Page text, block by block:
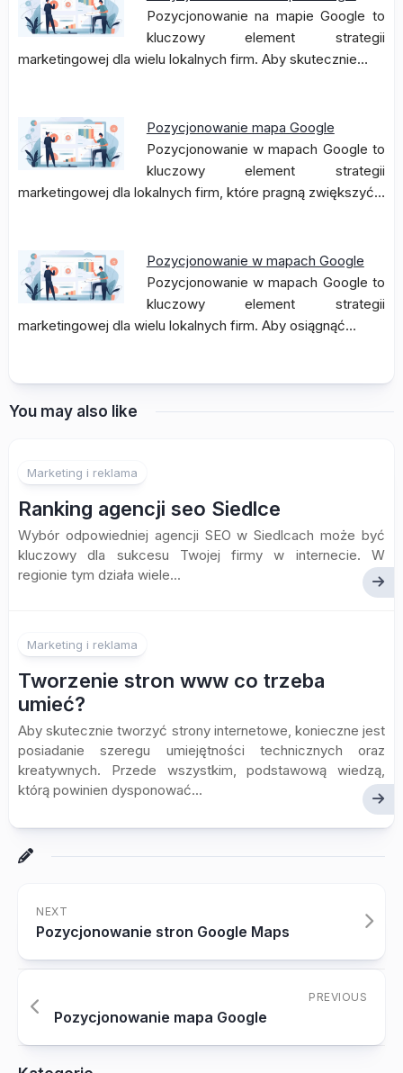
Pozycjonowanie na mapie Google to
kluczowy element strategii
marketingowej dla wielu lokalnych firm. Aby skutecznie…
Pozycjonowanie mapa Google
Pozycjonowanie w mapach Google to
kluczowy element strategii
marketingowej dla lokalnych firm, które pragną zwiększyć…
Pozycjonowanie w mapach Google
Pozycjonowanie w mapach Google to
kluczowy element strategii
marketingowej dla wielu lokalnych firm. Aby osiągnąć…
You may also like
Marketing i reklama
Ranking agencji seo Siedlce
Wybór odpowiedniej agencji SEO w Siedlcach może być
kluczowy dla sukcesu Twojej firmy w internecie. W
regionie tym działa wiele...
Marketing i reklama
Tworzenie stron www co trzeba
umieć?
Aby skutecznie tworzyć strony internetowe, konieczne jest
posiadanie szeregu umiejętności technicznych oraz
kreatywnych. Przede wszystkim, podstawową wiedzą,
którą powinien dysponować...
NEXT
Pozycjonowanie stron Google Maps
PREVIOUS
Pozycjonowanie mapa Google